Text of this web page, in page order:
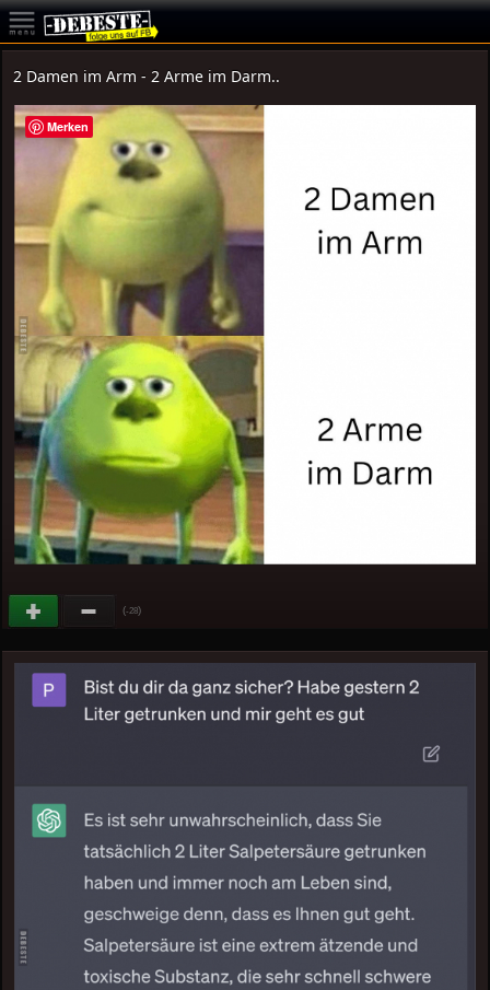
2 Damen im Arm - 2 Arme im Darm..
(-28)
Merken